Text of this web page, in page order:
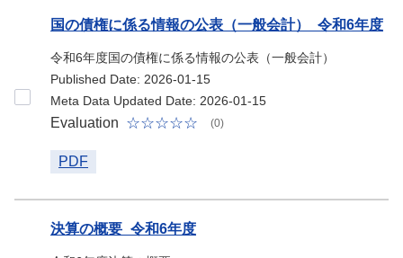
国の債権に係る情報の公表（一般会計）_令和6年度
令和6年度国の債権に係る情報の公表（一般会計）
Published Date: 2026-01-15
Meta Data Updated Date: 2026-01-15
Evaluation (0)
PDF
決算の概要_令和6年度